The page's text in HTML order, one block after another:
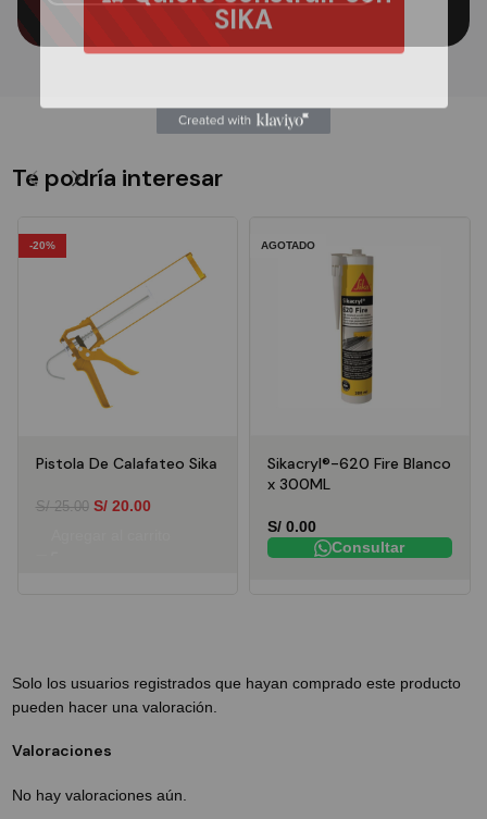
Te podría interesar
-20%
Pistola De Calafateo Sika
S/25.00 S/20.00
AGOTADO
Sikacryl®-620 Fire Blanco
x 300ML
S/ 0.00
Consultar
Valoraciones
No hay valoraciones aún.
Solo los usuarios registrados que hayan comprado este producto
pueden hacer una valoración.